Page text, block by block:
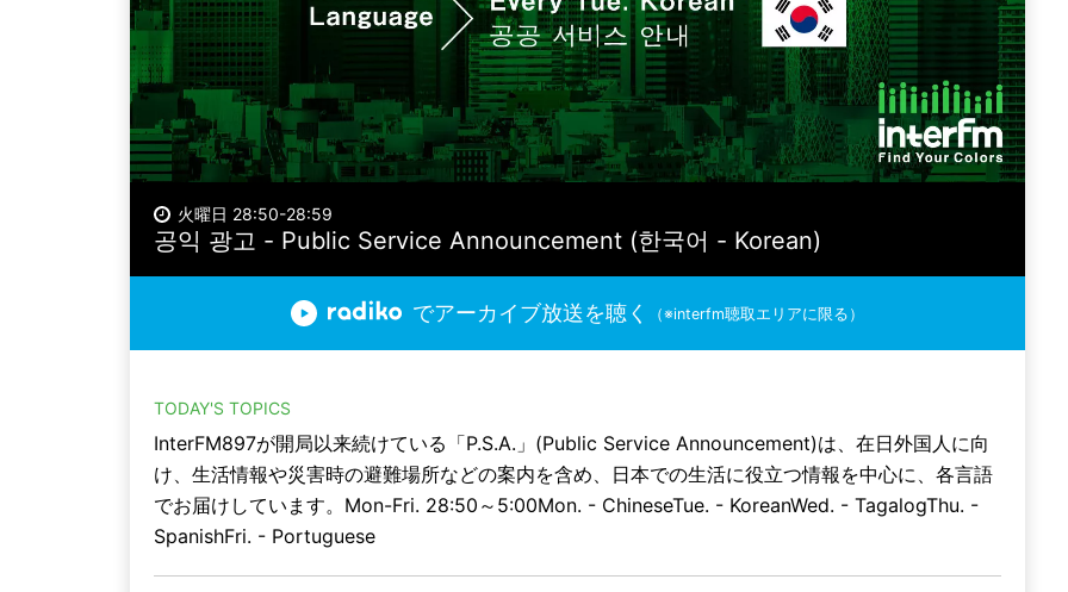
火曜日 28:50-28:59
공익 광고 - Public Service Announcement (한국어 - Korean)
でアーカイブ放送を聴く （※interfm聴取エリアに限る）
TODAY'S TOPICS
InterFM897が開局以来続けている「P.S.A.」(Public Service Announcement)は、在日外国人に向
け、生活情報や災害時の避難場所などの案内を含め、日本での生活に役立つ情報を中心に、各言語
でお届けしています。Mon-Fri. 28:50～5:00Mon. - ChineseTue. - KoreanWed. - TagalogThu. -
SpanishFri. - Portuguese